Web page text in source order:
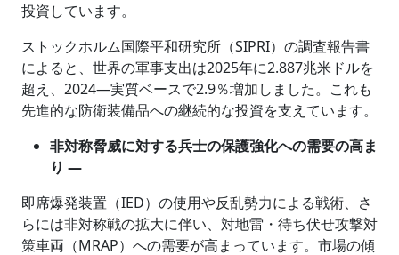
投資しています。
ストックホルム国際平和研究所（SIPRI）の調査報告書
によると、世界の軍事支出は2025年に2.887兆米ドルを
超え、2024―実質ベースで2.9％増加しました。これも
先進的な防衛装備品への継続的な投資を支えています。
非対称脅威に対する兵士の保護強化への需要の高ま
り ―
即席爆発装置（IED）の使用や反乱勢力による戦術、さ
らには非対称戦の拡大に伴い、対地雷・待ち伏せ攻撃対
策車両（MRAP）への需要が高まっています。市場の傾